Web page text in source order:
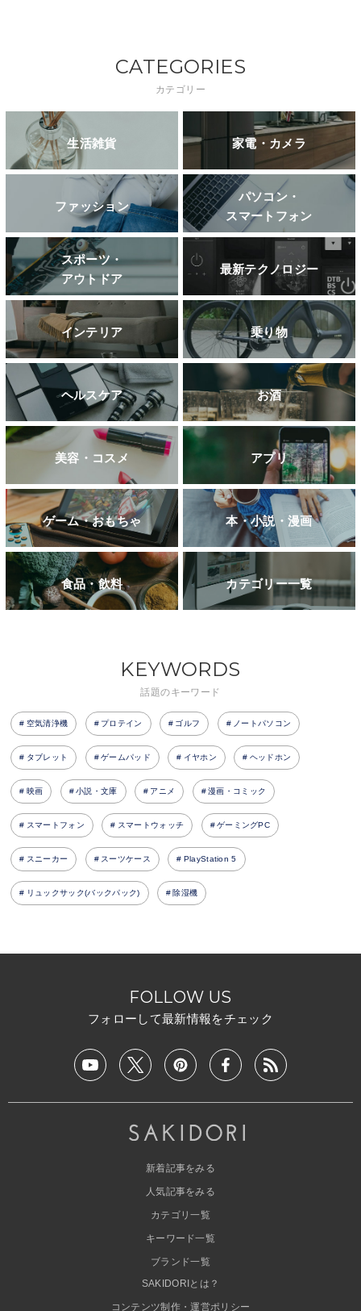
CATEGORIES
カテゴリー
生活雑貨 家電・カメラ
ファッション
パソコン・
スマートフォン
スポーツ・
アウトドア
最新テクノロジー
インテリア 乗り物
ヘルスケア お酒
美容・コスメ アプリ
ゲーム・おもちゃ 本・小説・漫画
食品・飲料 カテゴリー一覧
KEYWORDS
話題のキーワード
空気清浄機 プロテイン ゴルフ ノートパソコン
タブレット ゲームパッド イヤホン ヘッドホン
映画 小説・文庫 アニメ 漫画・コミック
スマートフォン スマートウォッチ ゲーミングPC
スニーカー スーツケース PlayStation 5
リュックサック(バックパック) 除湿機
FOLLOW US
フォローして最新情報をチェック
新着記事をみる
人気記事をみる
カテゴリ一覧
キーワード一覧
ブランド一覧
SAKIDORIとは？
コンテンツ制作・運営ポリシー